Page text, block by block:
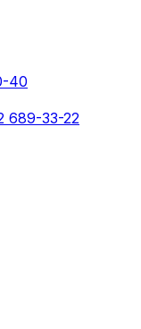
40
689-33-22